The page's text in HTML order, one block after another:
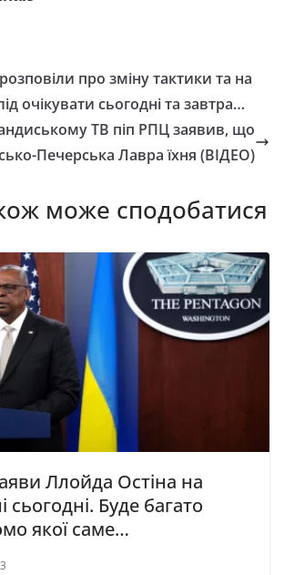
про зміну тактики та на
очікувати сьогодні та завтра…
ТВ піп РПЦ заявив, що
Печерська Лавра їхня (ВІДЕО)
може сподобатися
Ллойда Остіна на
Буде багато
якої саме…